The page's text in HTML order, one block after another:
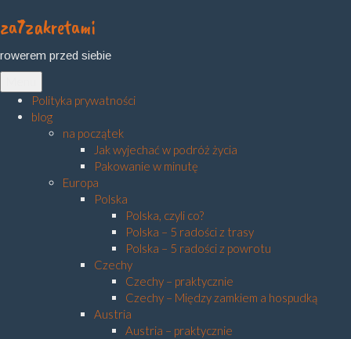
Skip
content
za7zakretami
rowerem przed siebie
Polityka prywatności
blog
na początek
Jak wyjechać w podróż życia
Pakowanie w minutę
Europa
Polska
Polska, czyli co?
Polska – 5 radości z trasy
Polska – 5 radości z powrotu
Czechy
Czechy – praktycznie
Czechy – Między zamkiem a hospudką
Austria
Austria – praktycznie